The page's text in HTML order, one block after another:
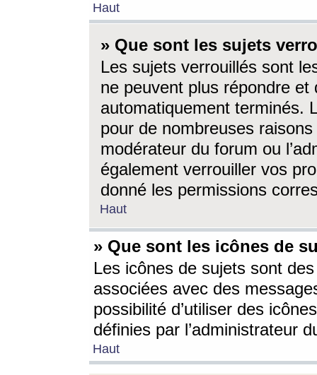
Haut
» Que sont les sujets
Les sujets verrouillés sont
ne peuvent plus répondre
automatiquement terminés.
pour de nombreuses
modérateur du forum ou
également verrouiller vos
donné les permissions
Haut
» Que sont les icônes de
Les icônes de sujets sont
associées avec des
possibilité d’utiliser des
définies par l’administrateur
Haut